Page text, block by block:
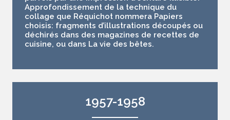
Approfondissement de la technique du
collage que Réquichot nommera Papiers
choisis: fragments d’illustrations découpés ou
déchirés dans des magazines de recettes de
cuisine, ou dans La vie des bêtes.
1957-1958